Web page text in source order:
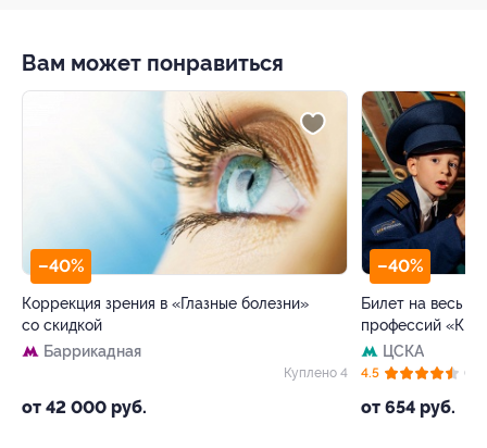
Вам может понравиться
–40%
Коррекция зрения в «Глазные болезни»
со скидкой
Баррикадная
от 42 000 руб.
Куплено 4
–40%
Билет на весь
профессий
ЦСКА
от 654 руб.
4.5 (63)